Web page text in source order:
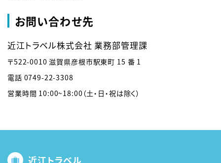
お問い合わせ先
〒522-0010 滋賀県彦根市駅東町 15 番 1
電話 0749-22-3308
営業時間 10:00~18:00（土・日・祝は除く）
近江トラベル